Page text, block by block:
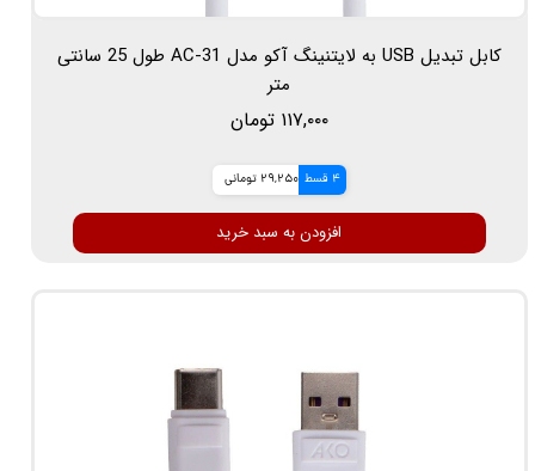
کابل تبدیل USB به لایتنینگ آکو مدل AC-31 طول 25 سانتی
متر
۱۱۷,۰۰۰ تومان
4 قسط 29,250 تومانی
افزودن به سبد خرید